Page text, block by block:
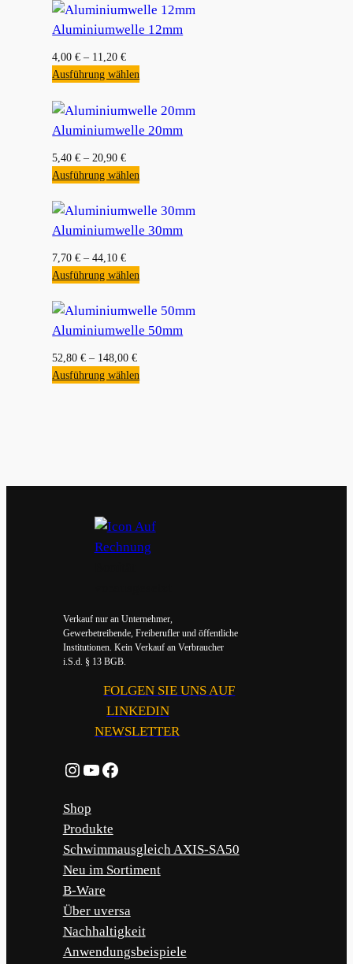
Aluminiumwelle 12mm
4,00€ – 11,20€
Ausführung wählen
Aluminiumwelle 20mm
5,40€ – 20,90€
Ausführung wählen
Aluminiumwelle 30mm
7,70€ –44,10€
Ausführung wählen
Aluminiumwelle 50mm
52,80€ – 148,00€
Ausführung wählen
Verkauf nur an Unternehmer,
Gewerbetreibende, Freiberufler und öffentliche
Institutionen. Kein Verkauf an Verbraucher
i.S.d. § 13 BGB.
FOLGEN SIE UNS AUF
LINKEDIN
NEWSLETTER
Instagram
YouTube
Facebook
Shop
Produkte
Schwimmausgleich AXIS-SA50
Neu im Sortiment
B-Ware
Über uversa
Nachhaltigkeit
Anwendungsbeispiele